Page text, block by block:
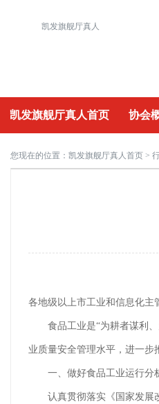
凯发旗舰厅真人
凯发旗舰厅真人首页 协会
重要活动
您现在的位置： 凯发旗舰厅真人首页 >
各地级以上市工业和信息化主
食品工业是“为耕者谋利、
业质量安全管理水平，进一
一、做好食品工业运行分
认真贯彻落实《国家发展改